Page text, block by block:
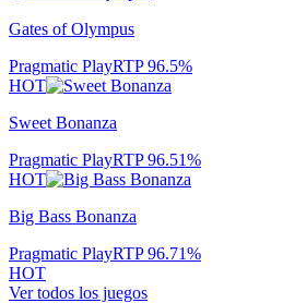
Gates of Olympus
Pragmatic PlayRTP96.5%
HOT
Sweet Bonanza
Pragmatic PlayRTP96.51%
HOT
Big Bass Bonanza
Pragmatic PlayRTP96.71%
HOT
Ver todos los juegos